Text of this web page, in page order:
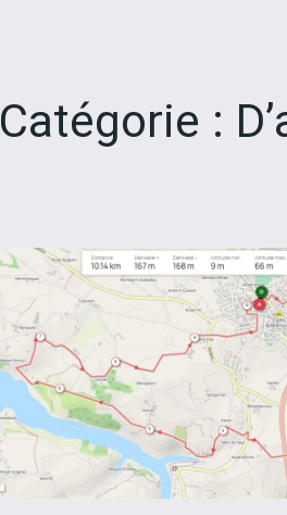
Catégorie :